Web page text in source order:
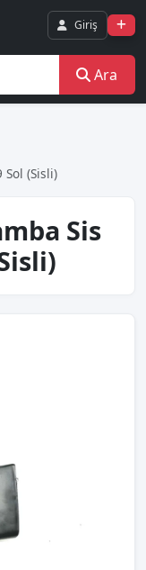
Giriş
Ara
Sol (Sisli)
Sis